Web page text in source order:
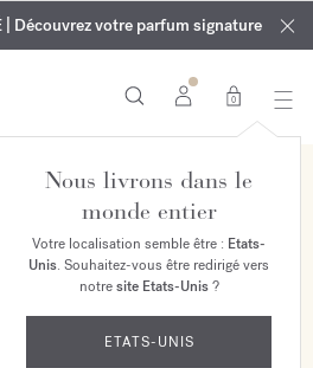
nouveau parfum OUD
velvet mood
votre commande*
tous les parfums et huiles pour le
jusqu'au 9 août
| Découvrez votre parfum signature
0
Nous livrons dans le
monde entier
Votre localisation semble être : Etats-
Unis. Souhaitez-vous être redirigé vers
notresite Etats-Unis?
ETATS-UNIS
EXCLUSIVITÉ MAISON